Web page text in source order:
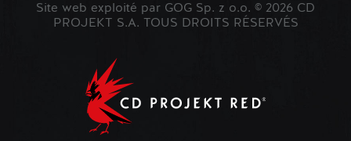
Site web exploité par GOG Sp. z o.o. © 2026 CD
PROJEKT S.A. TOUS DROITS RÉSERVÉS